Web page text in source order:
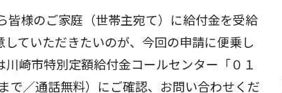
様のご家庭（世帯主宛て）に給付金を受給
ていただきたいのが、今回の申請に便乗し
崎市特別定額給付金コールセンター「０１
／通話無料）にご確認、お問い合わせくだ